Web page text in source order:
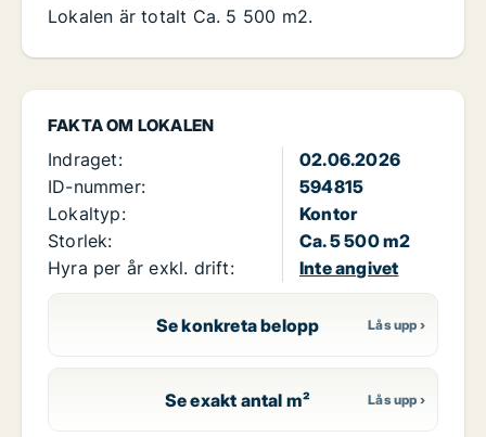
FAKTA OM LOKALEN
Indraget:
02.06.2026
ID-nummer:
594815
Lokaltyp:
Kontor
Storlek:
Ca. 5 500 m2
Hyra per år exkl. drift:
Inte angivet
Se konkreta belopp
Se exakt antal m²
Lokalen är totalt Ca. 5 500 m2.